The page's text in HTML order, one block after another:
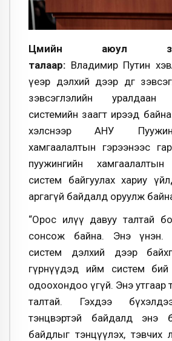
Цөмийн аюул
талаар: Владимир Путин
үеэр дэлхий дээр өдгөө
зэвсэглэлийн
системийн заагт ирээд
хэлснээр АНУ
хамгаалалтын гэрээнээс
пуужингийн
систем байгуулах хариу
аргагүй байдалд оруулж
“Орос илүү давуу талтай
сонсож байна. Энэ үнэн.
систем дэлхий дээр
гүрнүүдэд ийм систем
одоохондоо үгүй. Энэ утгаар
талтай. Гэхдээ
тэнцвэртэй байдалд энэ
байдлыг тэнцүүлэх, тэвчих